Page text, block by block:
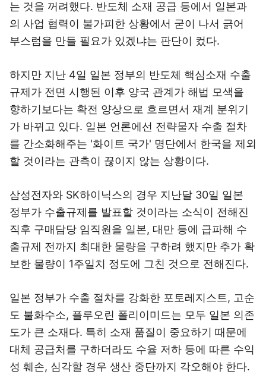
는 것을 꺼려했다. 반도체 소재 공급 등에서 일본과
의 사업 협력이 불가피한 상황에서 굳이 나서 긁어
부스럼을 만들 필요가 있겠냐는 판단이 컸다.
하지만 지난 4일 일본 정부의 반도체 핵심소재 수출
규제가 전면 시행된 이후 양국 관계가 해법 모색을
향하기보다는 확전 양상으로 흐르면서 재계 분위기
가 바뀌고 있다. 일본 언론에선 전략물자 수출 절차
를 간소화해주는 '화이트 국가' 명단에서 한국을 제외
할 것이라는 관측이 끊이지 않는 상황이다.
삼성전자와 SK하이닉스의 경우 지난달 30일 일본
정부가 수출규제를 발표할 것이라는 소식이 전해진
직후 구매담당 임직원을 일본, 대만 등에 급파해 수
출규제 전까지 최대한 물량을 구하려 했지만 추가 확
보한 물량이 1주일치 정도에 그친 것으로 전해진다.
일본 정부가 수출 절차를 강화한 포토레지스트, 고순
도 불화수소, 플루오린 폴리이미드는 모두 일본 의존
도가 큰 소재다. 특히 소재 품질이 중요하기 때문에
대체 공급처를 구하더라도 수율 저하 등에 따른 수익
성 훼손, 심각할 경우 생산 중단까지 각오해야 한다.